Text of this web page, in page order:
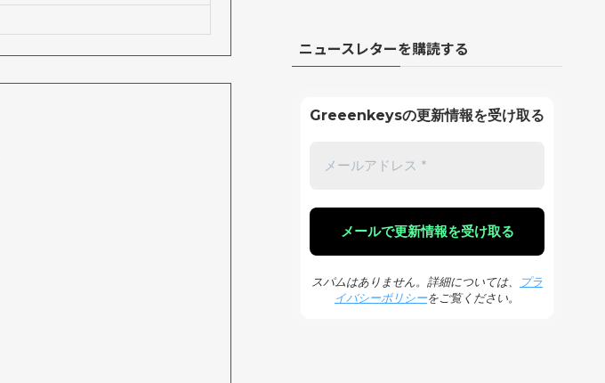
ニュースレターを購読する
Greeenkeysの更新情報を受け取る
スパムはありません。詳細については、
プラ
イバシーポリシーをご覧ください。